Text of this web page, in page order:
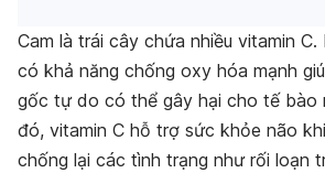
Cam là trái cây chứa nhiều vitamin
có khả năng chống oxy hóa mạnh
gốc tự do có thể gây hại cho tế bào
đó, vitamin C hỗ trợ sức khỏe não
chống lại các tình trạng như rối loạn